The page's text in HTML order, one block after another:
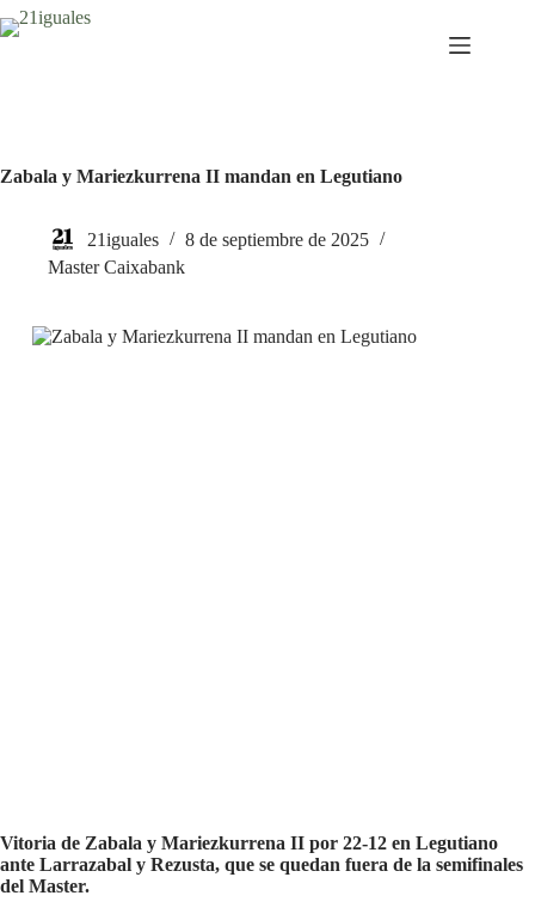
Saltar
al
Zabala y Mariezkurrena II mandan en Legutiano
21iguales
8 de septiembre de 2025
Master Caixabank
Vitoria de Zabala y Mariezkurrena II por 22-12 en Legutiano
ante Larrazabal y Rezusta, que se quedan fuera de la semifinales
del Master.